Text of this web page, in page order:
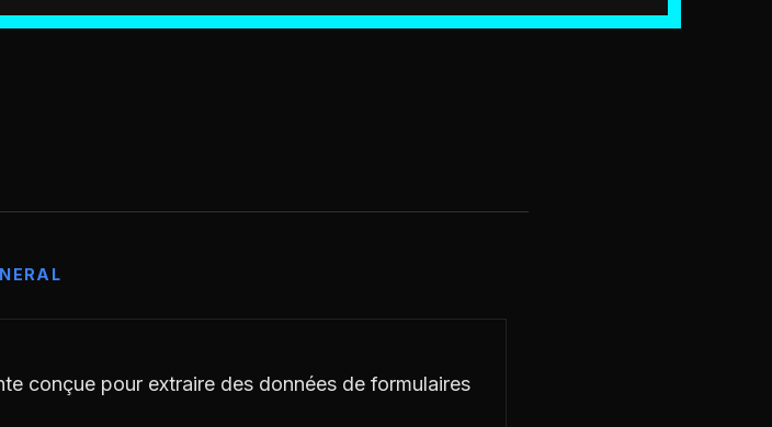
conçue pour extraire des données de formulaires